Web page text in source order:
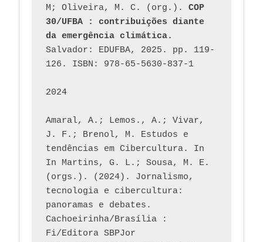
M; Oliveira, M. C. (org.). COP
30/UFBA : contribuições diante
da emergência climática.
Salvador: EDUFBA, 2025. pp. 119-
126. ISBN: 978-65-5630-837-1
2024
Amaral, A.; Lemos., A.; Vivar,
J. F.; Brenol, M. Estudos e
tendências em Cibercultura. In
In Martins, G. L.; Sousa, M. E.
(orgs.). (2024). Jornalismo,
tecnologia e cibercultura:
panoramas e debates.
Cachoeirinha/Brasília :
Fi/Editora SBPJor